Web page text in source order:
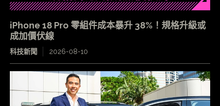
iPhone 18 Pro 零組件成本暴升 38%！規格升級或
成加價伏線
科技新聞 2026-08-10